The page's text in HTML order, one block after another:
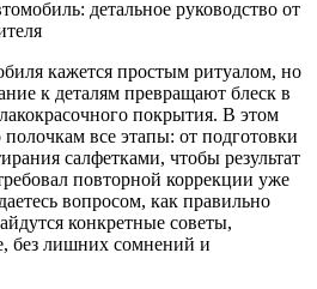
кажется простым ритуалом, но
к деталям превращают блеск в
покрытия. В этом
все этапы: от подготовки
салфетками, чтобы результат
повторной коррекции уже
вопросом, как правильно
конкретные советы,
без лишних сомнений и